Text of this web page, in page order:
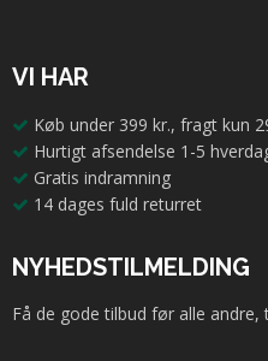
VI HAR
Køb under 399 kr., fragt kun
Hurtigt afsendelse 1-5
Gratis indramning
14 dages fuld returret
NYHEDSTILMELDING
Få de gode tilbud før alle andre,